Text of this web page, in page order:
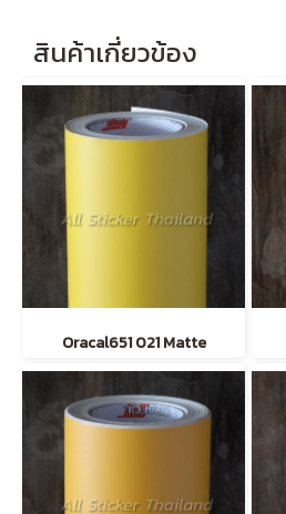
สินค้าเกี่ยวข้อง
Oracal651 021 Matte